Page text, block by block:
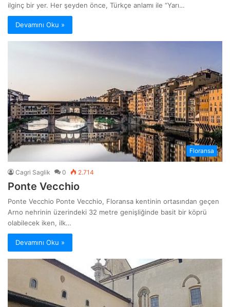
ilginç bir yer. Her şeyden önce, Türkçe anlamı ile “Yarı…
Devamını Oku »
Floransa
Cagri Saglik 0 2.714
Ponte Vecchio
Ponte Vecchio Ponte Vecchio, Floransa kentinin ortasından geçen
Arno nehrinin üzerindeki 32 metre genişliğinde basit bir köprü
olabilecek iken, ilk…
Devamını Oku »